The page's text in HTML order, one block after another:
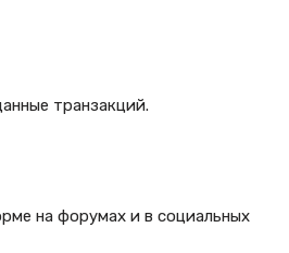
транзакций.
на форумах и в социальных